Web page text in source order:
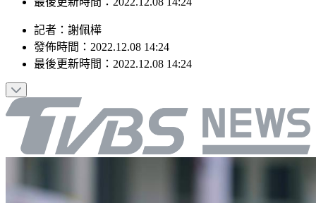
記者 ： 謝佩樺
發佈時間： 2022.12.08 14:24
最後更新時間： 2022.12.08 14:24